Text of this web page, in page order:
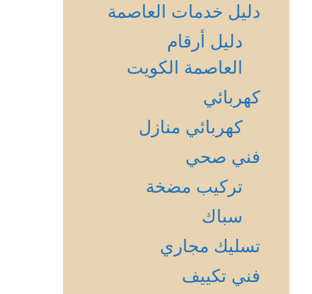
دليل خدمات العاصمة
دليل أرقام
العاصمة الكويت
كهربائي
كهربائي منازل
فني صحي
تركيب مضخة
سباك
تسليك مجاري
فني تكييف